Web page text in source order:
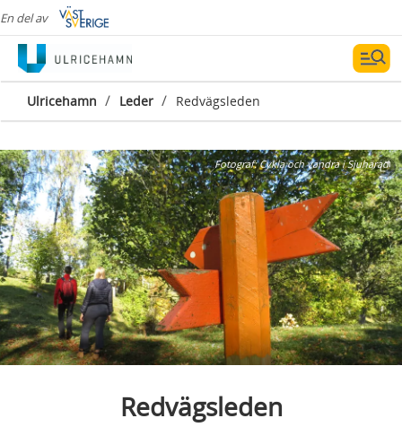
En del av
Ulricehamn / Leder / Redvägsleden
Fotograf:Cykla och vandra i Sjuhärad
Redvägsleden